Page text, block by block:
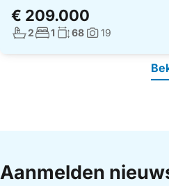
€ 209.000
Aantal badkamers:
2Aantal slaapkamers:
1 Woonoppervlakte:
68Foto's:
19
Aanmelden